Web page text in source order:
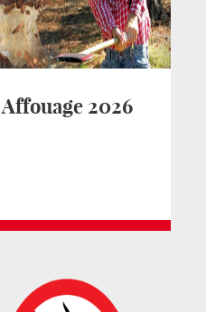
Affouage 2026